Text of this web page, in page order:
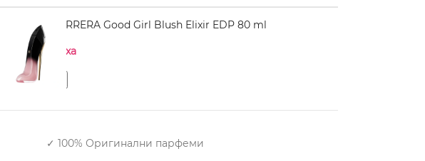
CAROLINA HERRERA Good Girl Blush Elixir EDP 80 ml
Нема на залиха
✓ 100% Оригинални парфеми